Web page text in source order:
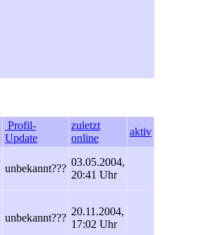
Profil-
Update
zuletzt
online
aktiv
unbekannt???
03.05.2004,
20:41 Uhr
unbekannt???
20.11.2004,
17:02 Uhr